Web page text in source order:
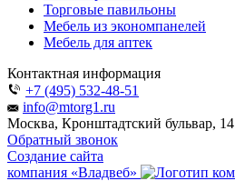
Торговые павильоны
Мебель из экономпанелей
Мебель для аптек
Контактная информация
+7 (495) 532-48-51
info@mtorg1.ru
Москва, Кронштадтский бульвар, 14
Обратный звонок
Создание сайта
компания «Владвеб»